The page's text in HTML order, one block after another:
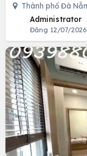
Thành phố Đà
Administrator
Đăng 12/07/2026